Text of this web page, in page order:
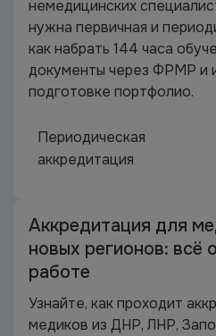
немедицинских
нужна первичная и
как набрать 144 часа
документы через ФРМР и
подготовке портфолио.
Периодическая
аккредитация
Аккредитация для
новых регионов: всё
работе
Узнайте, как проходит
медиков из ДНР, ЛНР,